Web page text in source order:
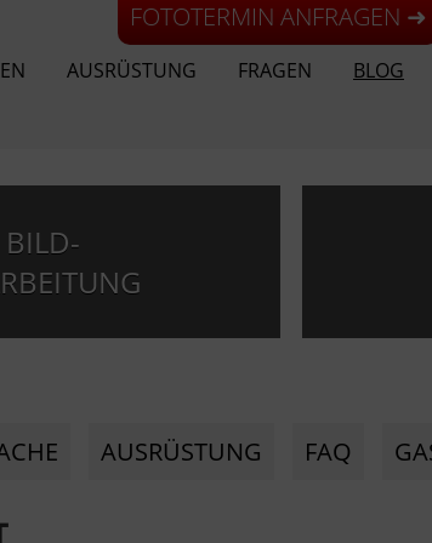
FOTOTERMIN ANFRAGEN ➜
AUSRÜSTUNG FRAGEN BLOG
BILD-
AUSRÜSTUNG FAQ